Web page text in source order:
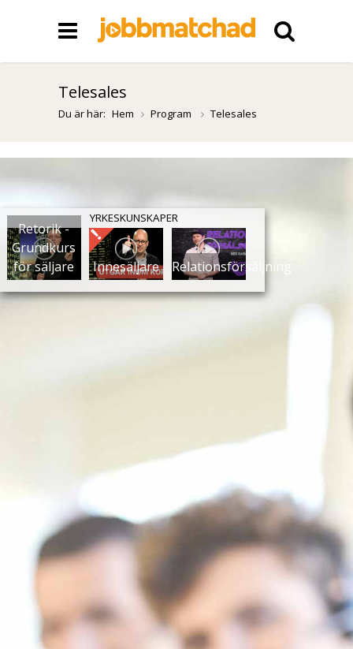
Telesales
Du är här: Hem Program Telesales
YRKESKUNSKAPER
Retorik -
Grundkurs
för säljare
Innesäljare Relationsförsäljning